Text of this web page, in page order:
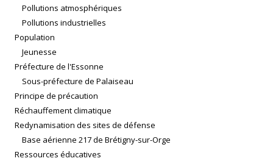
Pollutions atmosphériques
Pollutions industrielles
Population
Jeunesse
Préfecture de l'Essonne
Sous-préfecture de Palaiseau
Principe de précaution
Réchauffement climatique
Redynamisation des sites de défense
Base aérienne 217 de Brétigny-sur-Orge
Ressources éducatives